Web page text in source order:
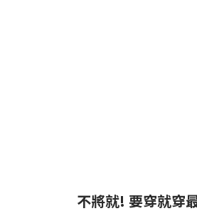
不將就! 要穿就穿